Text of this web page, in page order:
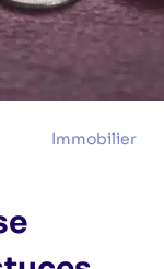
Immobilier